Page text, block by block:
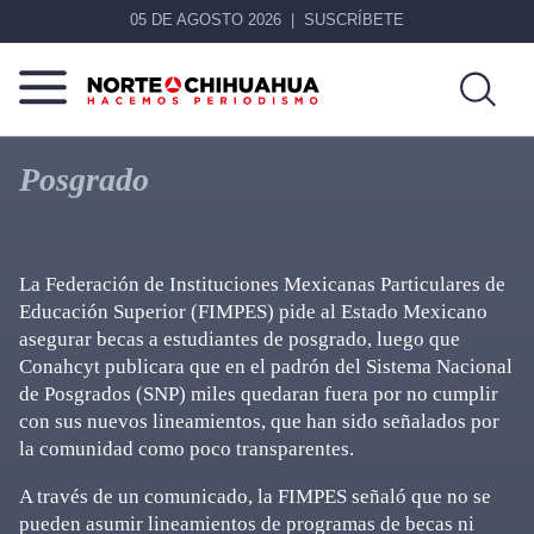
05 DE AGOSTO 2026 SUSCRÍBETE
Norte
Chihuahua
Más
que
noticias,
Posgrado
La Federación de Instituciones Mexicanas Particulares de
Educación Superior (FIMPES) pide al Estado Mexicano
asegurar becas a estudiantes de posgrado, luego que
Conahcyt publicara que en el padrón del Sistema Nacional
de Posgrados (SNP) miles quedaran fuera por no cumplir
con sus nuevos lineamientos, que han sido señalados por
la comunidad como poco transparentes.
A través de un comunicado, la FIMPES señaló que no se
pueden asumir lineamientos de programas de becas ni